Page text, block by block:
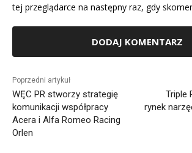
tej przeglądarce na następny raz, gdy
Poprzedni artykuł
WĘC PR stworzy strategię
komunikacji współpracy
Acera i Alfa Romeo Racing
Orlen
Triple
rynek